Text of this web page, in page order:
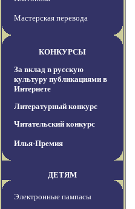
Мастерская перевода
КОНКУРСЫ
За вклад в русскую
культуру публикациями в
Интернете
Литературный конкурс
Читательский конкурс
Илья-Премия
ДЕТЯМ
Электронные пампасы